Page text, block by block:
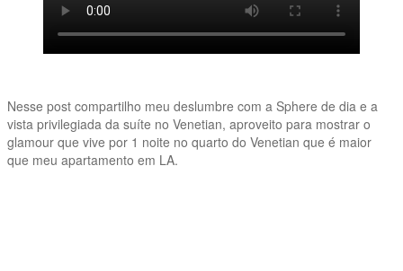
Nesse post compartilho meu deslumbre com a Sphere de dia e a
vista privilegiada da suíte no Venetian, aproveito para mostrar o
glamour que vive por 1 noite no quarto do Venetian que é maior
que meu apartamento em LA.